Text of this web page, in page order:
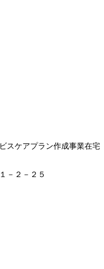
スケアプラン作成事業在宅
－２－２５